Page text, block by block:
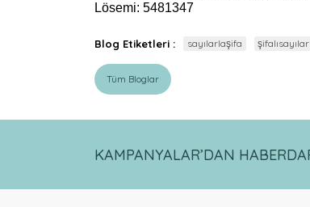
Lösemi: 5481347
Blog Etiketleri : sayılarlaşifa şifalısayılar
Tüm Bloglar
KAMPANYALAR’DAN